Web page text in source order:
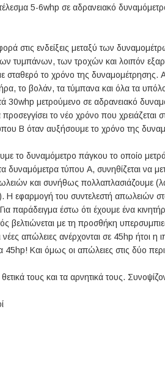
5-6whp σε αδρανειακό
στις ενδείξεις μεταξύ των
τυμπάνων, των τροχών και λοιπόν
το χρόνο της δυναμομέτρησης.
το βολάν, τα τύμπανα και όλα τα
30whp μετρούμενο σε αδρανειακό
το νέο χρόνο που χρειάζεται
Β όταν αυξήσουμε το χρόνο της
το δυναμόμετρο πάγκου το οποίο
τύπου Α, συνηθίζεται να
και συνήθως πολλαπλασιάζουμε
Η εφαρμογή του συντελεστή
παράδειγμα έστω ότι έχουμε ένα
βελτιώνεται με τη προσθήκη
απώλειες ανέρχονται σε 45hp ήτοι
Και όμως οι απώλειες στις δύο
τους και τα αρνητικά τους.